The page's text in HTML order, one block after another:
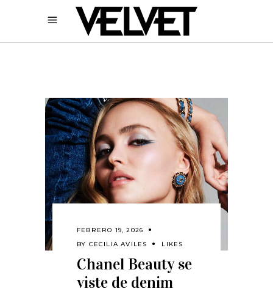
FEBRERO 19, 2026
BY CECILIA AVILES LIKES
Chanel Beauty se
viste de denim